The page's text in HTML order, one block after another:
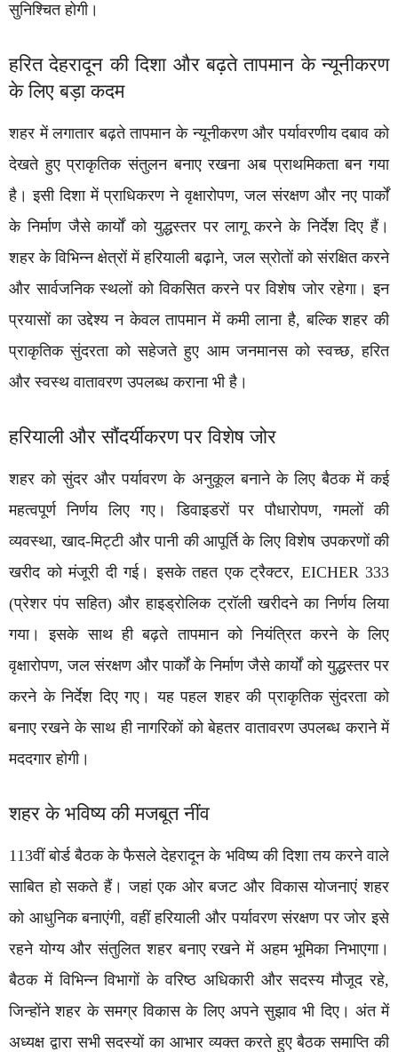
सुनिश्चित होगी।
हरित देहरादून की दिशा और बढ़ते तापमान के न्यूनीकरण
के लिए बड़ा कदम
शहर में लगातार बढ़ते तापमान के न्यूनीकरण और पर्यावरणीय दबाव को
देखते हुए प्राकृतिक संतुलन बनाए रखना अब प्राथमिकता बन गया
है। इसी दिशा में प्राधिकरण ने वृक्षारोपण, जल संरक्षण और नए पार्कों
के निर्माण जैसे कार्यों को युद्धस्तर पर लागू करने के निर्देश दिए हैं।
शहर के विभिन्न क्षेत्रों में हरियाली बढ़ाने, जल स्रोतों को संरक्षित करने
और सार्वजनिक स्थलों को विकसित करने पर विशेष जोर रहेगा। इन
प्रयासों का उद्देश्य न केवल तापमान में कमी लाना है, बल्कि शहर की
प्राकृतिक सुंदरता को सहेजते हुए आम जनमानस को स्वच्छ, हरित
और स्वस्थ वातावरण उपलब्ध कराना भी है।
हरियाली और सौंदर्यीकरण पर विशेष जोर
शहर को सुंदर और पर्यावरण के अनुकूल बनाने के लिए बैठक में कई
महत्वपूर्ण निर्णय लिए गए। डिवाइडरों पर पौधारोपण, गमलों की
व्यवस्था, खाद-मिट्टी और पानी की आपूर्ति के लिए विशेष उपकरणों की
खरीद को मंजूरी दी गई। इसके तहत एक ट्रैक्टर, EICHER 333
(प्रेशर पंप सहित) और हाइड्रोलिक ट्रॉली खरीदने का निर्णय लिया
गया। इसके साथ ही बढ़ते तापमान को नियंत्रित करने के लिए
वृक्षारोपण, जल संरक्षण और पार्कों के निर्माण जैसे कार्यों को युद्धस्तर पर
करने के निर्देश दिए गए। यह पहल शहर की प्राकृतिक सुंदरता को
बनाए रखने के साथ ही नागरिकों को बेहतर वातावरण उपलब्ध कराने में
मददगार होगी।
शहर के भविष्य की मजबूत नींव
113वीं बोर्ड बैठक के फैसले देहरादून के भविष्य की दिशा तय करने वाले
साबित हो सकते हैं। जहां एक ओर बजट और विकास योजनाएं शहर
को आधुनिक बनाएंगी, वहीं हरियाली और पर्यावरण संरक्षण पर जोर इसे
रहने योग्य और संतुलित शहर बनाए रखने में अहम भूमिका निभाएगा।
बैठक में विभिन्न विभागों के वरिष्ठ अधिकारी और सदस्य मौजूद रहे,
जिन्होंने शहर के समग्र विकास के लिए अपने सुझाव भी दिए। अंत में
अध्यक्ष द्वारा सभी सदस्यों का आभार व्यक्त करते हुए बैठक समाप्ति की